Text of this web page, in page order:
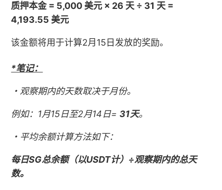
质押本金 = 5,000 美元 × 26 天 ÷ 31 天 =
4,193.55 美元
该金额将用于计算2月15日发放的奖励。
*笔记：
・观察期内的天数取决于月份。
例如：1月15日至2月14日=31天。
・平均余额计算方法如下：
每日SG总余额（以USDT计）÷观察期内的总天
数。